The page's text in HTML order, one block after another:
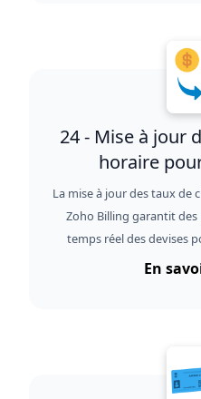
24 - Mise à jour
horaire
La mise à jour des taux de
Zoho Billing garantit des
temps réel des devises
En